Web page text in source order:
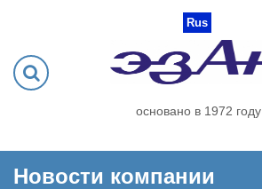
Rus
основано в 1972 году
Новости компании